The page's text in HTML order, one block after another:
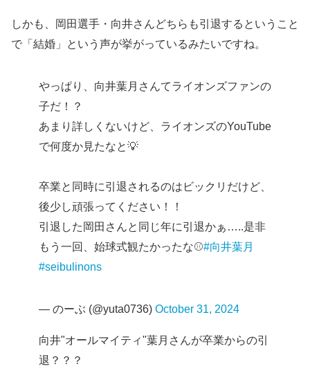
しかも、岡田選手・向井さんどちらも引退するということ
で「結婚」という声が挙がっているみたいですね。
やっぱり、向井葉月さんてライオンズファンの
子だ！？
あまり詳しくないけど、ライオンズのYouTube
で何度か見たなと💡
卒業と同時に引退されるのはビックリだけど、
後少し頑張ってください！！
引退した岡田さんと同じ年に引退かぁ…..是非
もう一回、始球式観たかったな⚾#向井葉月
#seibulinons
— のーぶ (@yuta0736) October 31, 2024
向井"オールマイティ"葉月さんが卒業からの引
退？？？